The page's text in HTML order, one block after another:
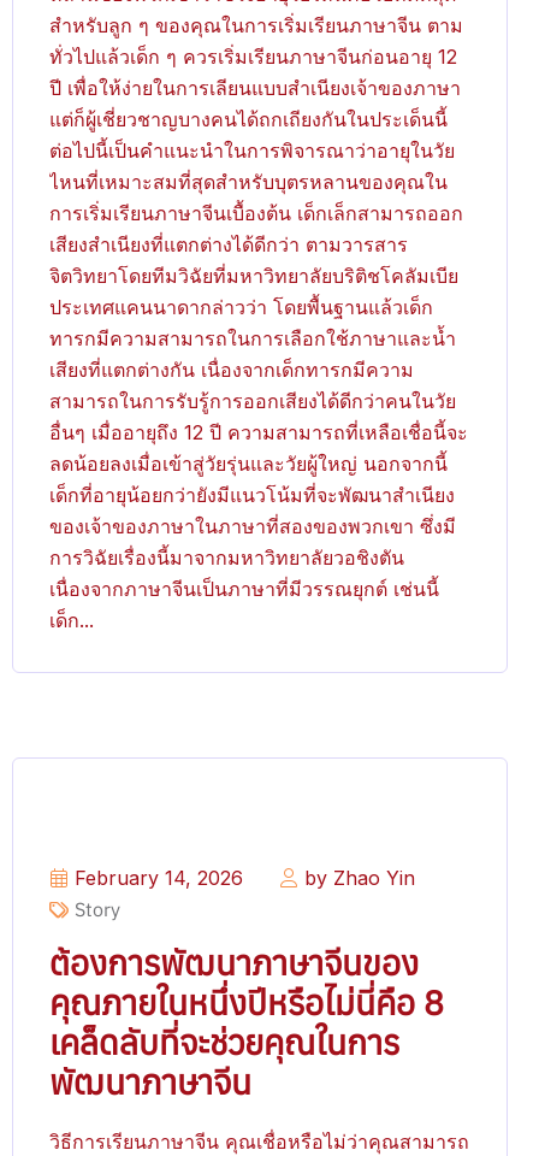
สำหรับลูก ๆ ของคุณในการเริ่มเรียนภาษาจีน ตาม
ทั่วไปแล้วเด็ก ๆ ควรเริ่มเรียนภาษาจีนก่อนอายุ 12
ปี เพื่อให้ง่ายในการเลียนแบบสำเนียงเจ้าของภาษา
แต่ก็ผู้เชี่ยวชาญบางคนได้ถกเถียงกันในประเด็นนี้
ต่อไปนี้เป็นคำแนะนำในการพิจารณาว่าอายุในวัย
ไหนที่เหมาะสมที่สุดสำหรับบุตรหลานของคุณใน
การเริ่มเรียนภาษาจีนเบื้องต้น เด็กเล็กสามารถออก
เสียงสำเนียงที่แตกต่างได้ดีกว่า ตามวารสาร
จิตวิทยาโดยทีมวิฉัยที่มหาวิทยาลัยบริติชโคลัมเบีย
ประเทศแคนนาดากล่าวว่า โดยพื้นฐานแล้วเด็ก
ทารกมีความสามารถในการเลือกใช้ภาษาและน้ำ
เสียงที่แตกต่างกัน เนื่องจากเด็กทารกมีความ
สามารถในการรับรู้การออกเสียงได้ดีกว่าคนในวัย
อื่นๆ เมื่ออายุถึง 12 ปี ความสามารถที่เหลือเชื่อนี้จะ
ลดน้อยลงเมื่อเข้าสู่วัยรุ่นและวัยผู้ใหญ่ นอกจากนี้
เด็กที่อายุน้อยกว่ายังมีแนวโน้มที่จะพัฒนาสำเนียง
ของเจ้าของภาษาในภาษาที่สองของพวกเขา ซึ่งมี
การวิฉัยเรื่องนี้มาจากมหาวิทยาลัยวอชิงตัน
เนื่องจากภาษาจีนเป็นภาษาที่มีวรรณยุกต์ เช่นนี้
เด็ก...
February 14, 2026
by Zhao Yin
Story
ต้องการพัฒนาภาษาจีนของ
คุณภายในหนึ่งปีหรือไม่นี่คือ 8
เคล็ดลับที่จะช่วยคุณในการ
พัฒนาภาษาจีน​
วิธีการเรียนภาษาจีน คุณเชื่อหรือไม่ว่าคุณสามารถ